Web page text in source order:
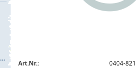
Art.Nr.:
0404-821